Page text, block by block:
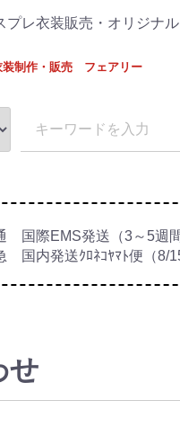
プレ衣装販売・オリジナ
装制作・販売 フェアリー
際EMS発送（3～5週間
国内発送ｸﾛﾈｺﾔﾏﾄ便（8/
せ